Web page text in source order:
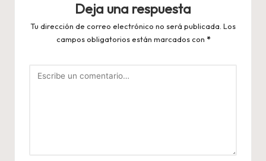
Deja una respuesta
Tu dirección de correo electrónico no será publicada. Los
campos obligatorios están marcados con *